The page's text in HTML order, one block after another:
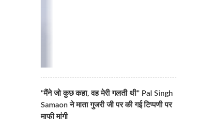
"मैंने जो कुछ कहा, वह मेरी गलती थी" Pal Singh
Samaon ने माता गुजरी जी पर की गई टिप्पणी पर
माफी मांगी